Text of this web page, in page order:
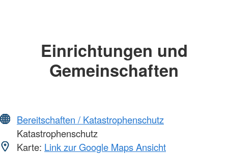
Einrichtungen und
Gemeinschaften
Bereitschaften / Katastrophenschutz
Katastrophenschutz
Karte: Link zur Google Maps Ansicht